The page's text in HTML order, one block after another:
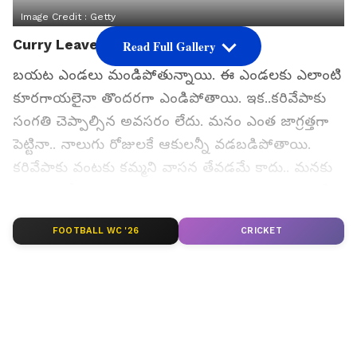
Image Credit :Getty
Curry Leaves
బయట ఎండలు మండిపోతున్నాయి. ఈ ఎండలకు ఎలాంటి
కూరగాయలైనా తొందరగా ఎండిపోతాయి. ఇక..కరివేపాకు
సంగతి చెప్పాల్సిన అవసరం లేదు. మనం ఎంత జాగ్రత్తగా
పెట్టినా.. నాలుగు రోజులకే ఆకులన్నీ వడబడిపోతాయి.
కరివేపాకు వంటకు కమ్మని వాసన తేవడమే కాదు.. మనకు
కరివేపాకు ఎక్కువ రోజులు తాజాగా ఉండాలంటే ఎలాంటి
చిట్కాలు ఫాలో అవ్వాలో ఇప్పుడు తెలుసుకుందాం...
Read Full Gallery
FOOTBALL WC '26 CRICKET